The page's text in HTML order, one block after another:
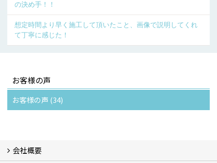
の決め手！！
想定時間より早く施工して頂いたこと、画像で説明してくれ
て丁寧に感じた！
お客様の声
お客様の声 (34)
会社概要